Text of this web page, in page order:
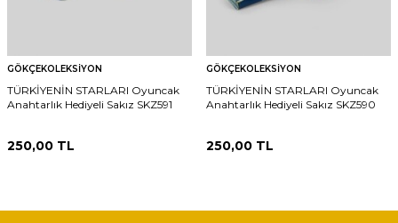
GÖKÇEKOLEKSIYON
TÜRKİYENİN STARLARI Oyuncak
Anahtarlık Hediyeli Sakız SKZ591
250,00 TL
GÖKÇEKOLEKSIYON
TÜRKİYENİN STARLARI Oyuncak
Anahtarlık Hediyeli Sakız SKZ590
250,00 TL